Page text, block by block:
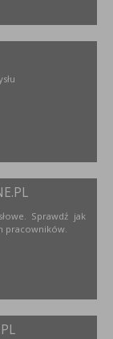
Sprawdź jak
pracowników.